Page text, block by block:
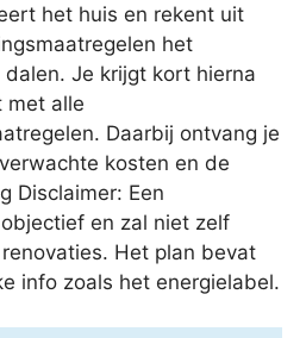
het huis en rekent uit
het
Je krijgt kort hierna
met alle
Daarbij ontvang je
kosten en de
Disclaimer: Een
en zal niet zelf
Het plan bevat
info zoals het energielabel.